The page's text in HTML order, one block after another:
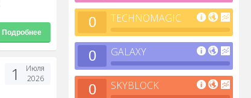
0 TECHNOMAGIC
0 GALAXY
0 SKYBLOCK
Подробнее
1
Июля
2026